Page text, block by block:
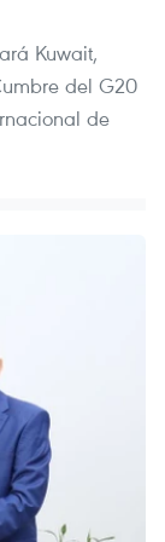
Kuwait,
del G20
de